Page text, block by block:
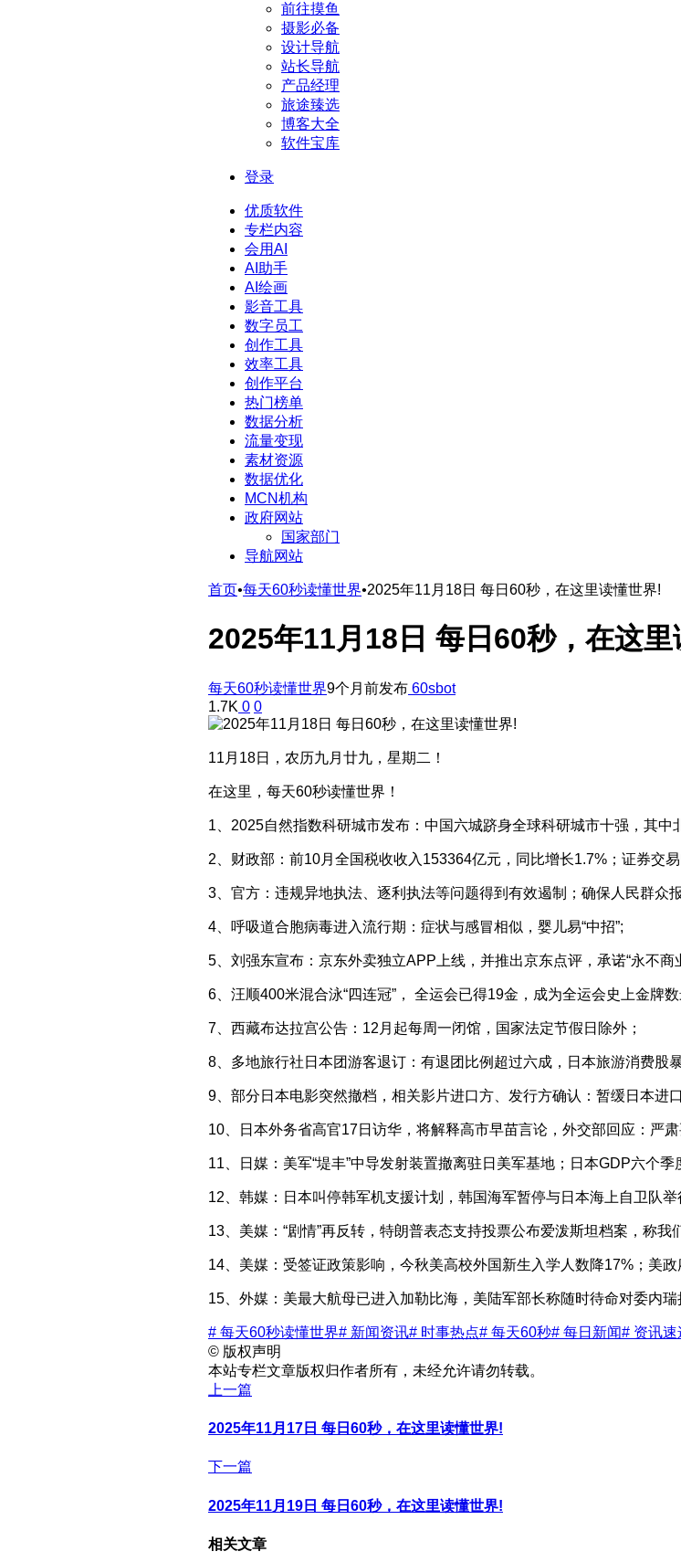
前往摸鱼
摄影必备
设计导航
站长导航
产品经理
旅途臻选
博客大全
软件宝库
登录
优质软件
专栏内容
会用AI
AI助手
AI绘画
影音工具
数字员工
创作工具
效率工具
创作平台
热门榜单
数据分析
流量变现
素材资源
数据优化
MCN机构
政府网站
国家部门
导航网站
首页•每天60秒读懂世界•2025年11月18日 每日60秒，在这里读懂世界!
2025年11月18日 每日60秒，在这里
每天60秒读懂世界9个月前发布 60sbot
1.7K 0 0
11月18日，农历九月廿九，星期二！
在这里，每天60秒读懂世界！
1、2025自然指数科研城市发布：中国六城跻身全球科研城市十强，其中
2、财政部：前10月全国税收收入153364亿元，同比增长1.7%；证券交
3、官方：违规异地执法、逐利执法等问题得到有效遏制；确保人民群众
4、呼吸道合胞病毒进入流行期：症状与感冒相似，婴儿易“中招”;
5、刘强东宣布：京东外卖独立APP上线，并推出京东点评，承诺“永不商
6、汪顺400米混合泳“四连冠”， 全运会已得19金，成为全运会史上金牌数
7、西藏布达拉宫公告：12月起每周一闭馆，国家法定节假日除外；
8、多地旅行社日本团游客退订：有退团比例超过六成，日本旅游消费股
9、部分日本电影突然撤档，相关影片进口方、发行方确认：暂缓日本进
10、日本外务省高官17日访华，将解释高市早苗言论，外交部回应：严肃
11、日媒：美军“堤丰”中导发射装置撤离驻日美军基地；日本GDP六个季
12、韩媒：日本叫停韩军机支援计划，韩国海军暂停与日本海上自卫队举
13、美媒：“剧情”再反转，特朗普表态支持投票公布爱泼斯坦档案，称我
14、美媒：受签证政策影响，今秋美高校外国新生入学人数降17%；美
15、外媒：美最大航母已进入加勒比海，美陆军部长称随时待命对委内
# 每天60秒读懂世界# 新闻资讯# 时事热点# 每天60秒# 每日新闻# 资讯速
© 版权声明
本站专栏文章版权归作者所有，未经允许请勿转载。
上一篇
2025年11月17日 每日60秒，在这里读懂世界!
下一篇
2025年11月19日 每日60秒，在这里读懂世界!
相关文章